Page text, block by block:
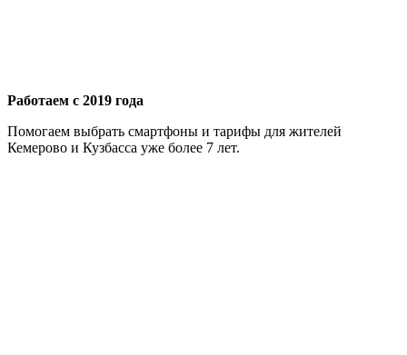
Работаем с 2019 года
Помогаем выбрать смартфоны и тарифы для жителей
Кемерово и Кузбасса уже более 7 лет.